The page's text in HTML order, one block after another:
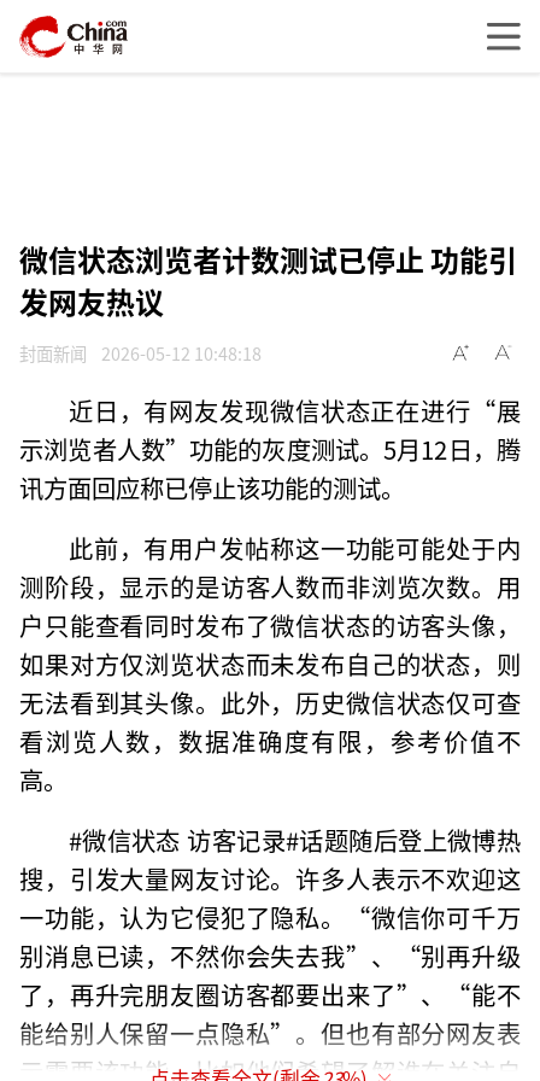
微信状态浏览者计数测试已停止 功能引
发网友热议
封面新闻 2026-05-12 10:48:18
近日，有网友发现微信状态正在进行“展
示浏览者人数”功能的灰度测试。5月12日，腾
讯方面回应称已停止该功能的测试。
此前，有用户发帖称这一功能可能处于内
测阶段，显示的是访客人数而非浏览次数。用
户只能查看同时发布了微信状态的访客头像，
如果对方仅浏览状态而未发布自己的状态，则
无法看到其头像。此外，历史微信状态仅可查
看浏览人数，数据准确度有限，参考价值不
高。
#微信状态 访客记录#话题随后登上微博热
搜，引发大量网友讨论。许多人表示不欢迎这
一功能，认为它侵犯了隐私。“微信你可千万
别消息已读，不然你会失去我”、“别再升级
了，再升完朋友圈访客都要出来了”、“能不
能给别人保留一点隐私”。但也有部分网友表
示需要该功能，比如他们希望了解谁在关注自